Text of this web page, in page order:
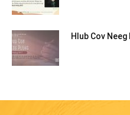
Hlub Cov